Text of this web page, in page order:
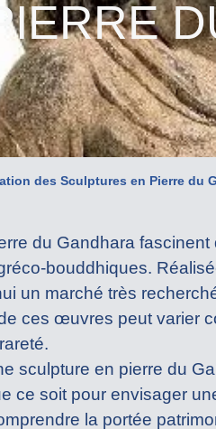
PIERRE
des Sculptures en Pierre du
du Gandhara
bouddhiques.
un marché très
ces œuvres peut varier
sculpture en pierre du
ce soit pour envisager
la portée